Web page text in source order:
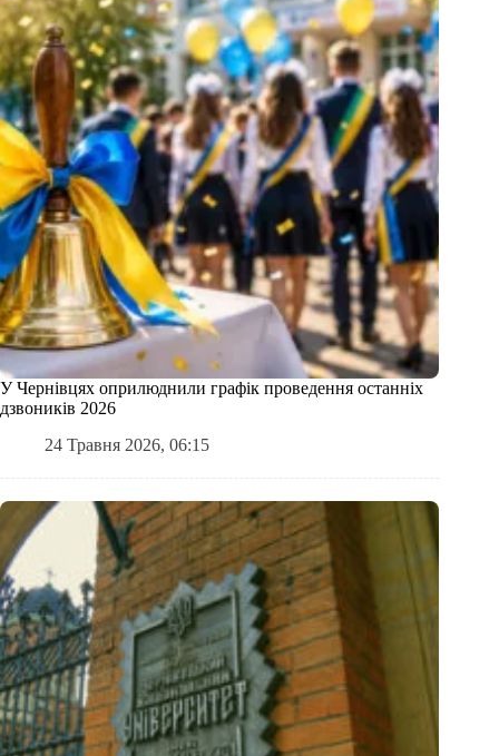
У Чернівцях оприлюднили графік проведення останніх
дзвоників 2026
24 Травня 2026, 06:15